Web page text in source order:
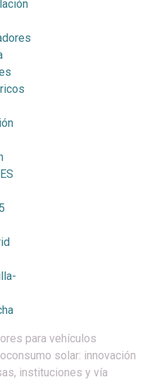
para vehículos
solar: innovación
instituciones y vía